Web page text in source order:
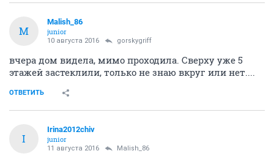
M
Malish_86
junior
10 августа 2016 gorskygriff
вчера дом видела, мимо проходила. Сверху уже 5
этажей застеклили, только не знаю вкруг или нет....
ОТВЕТИТЬ
I
Irina2012chiv
junior
11 августа 2016 Malish_86